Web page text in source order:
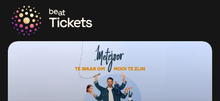
Allez à la page d'accueil